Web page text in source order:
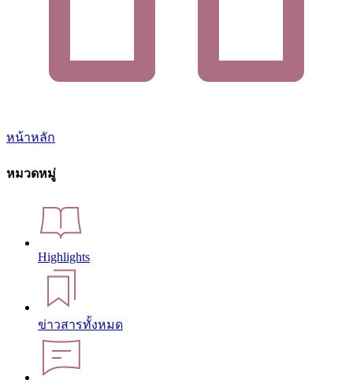
หน้าหลัก
หมวดหมู่
Highlights
ข่าวสารทั้งหมด